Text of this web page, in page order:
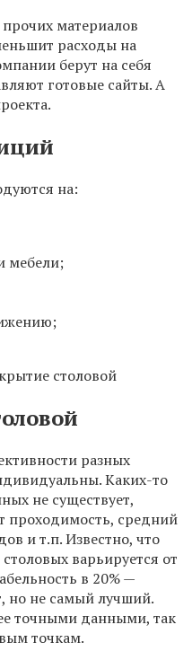
материалов
расходы на
берут на себя
готовые сайты. А
на:
мебели;
разных
Каких-то
не существует,
проходимость, средний
и т.п. Известно, что
варьируется от
в 20% —
но не самый лучший.
точными данными, так
точкам.